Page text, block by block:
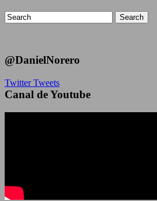
Search
@DanielNorero
Twitter Tweets
Canal de Youtube